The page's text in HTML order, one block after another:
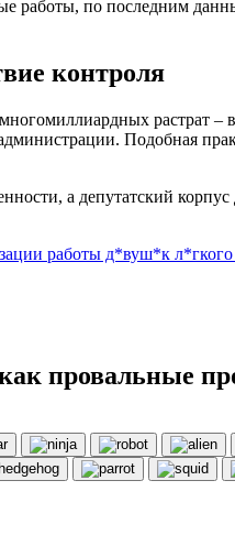
по последним
контроля
растрат
Подобная
а депутатский
работы д*вуш*к
провальные